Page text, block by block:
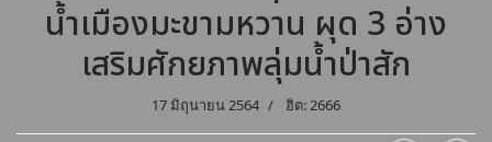
น้ำเมืองมะขามหวาน ผุด 3 อ่าง
เสริมศักยภาพลุ่มน้ำป่าสัก
17 มิถุนายน 2564 ฮิต: 2666